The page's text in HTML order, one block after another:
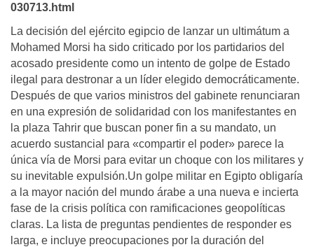
030713.html
La decisión del ejército egipcio de lanzar un ultimátum a
Mohamed Morsi ha sido criticado por los partidarios del
acosado presidente como un intento de golpe de Estado
ilegal para destronar a un líder elegido democráticamente.
Después de que varios ministros del gabinete renunciaran
en una expresión de solidaridad con los manifestantes en
la plaza Tahrir que buscan poner fin a su mandato, un
acuerdo sustancial para «compartir el poder» parece la
única vía de Morsi para evitar un choque con los militares y
su inevitable expulsión.Un golpe militar en Egipto obligaría
a la mayor nación del mundo árabe a una nueva e incierta
fase de la crisis política con ramificaciones geopolíticas
claras. La lista de preguntas pendientes de responder es
larga, e incluye preocupaciones por la duración del